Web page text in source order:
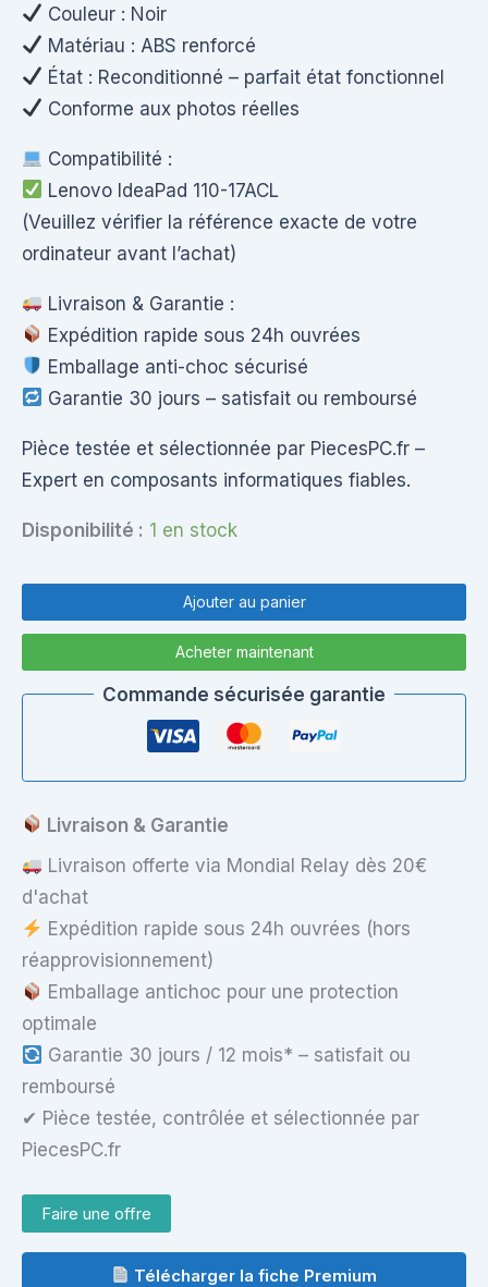
Couleur : Noir
Matériau : ABS renforcé
État : Reconditionné – parfait état fonctionnel
Conforme aux photos réelles
Compatibilité :
Lenovo IdeaPad 110-17ACL
(Veuillez vérifier la référence exacte de votre
ordinateur avant l’achat)
Livraison & Garantie :
Expédition rapide sous 24h ouvrées
Emballage anti-choc sécurisé
Garantie 30 jours – satisfait ou remboursé
Pièce testée et sélectionnée par PiecesPC.fr –
Expert en composants informatiques fiables.
Disponibilité : 1 en stock
Coque
arrière
110-
17ACL
Ajouter au panier
Acheter maintenant
Commande sécurisée garantie
Livraison & Garantie
Livraison offerte via Mondial Relay dès 20€
d'achat
Expédition rapide sous 24h ouvrées (hors
réapprovisionnement)
Emballage antichoc pour une protection
optimale
Garantie 30 jours / 12 mois* – satisfait ou
remboursé
✔ Pièce testée, contrôlée et sélectionnée par
PiecesPC.fr
Faire une offre
Télécharger la fiche Premium